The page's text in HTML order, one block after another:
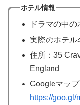
ホテル情報
ドラマの中
実際のホテル
住所：35
England
Googleマップ
https://goo.gl/